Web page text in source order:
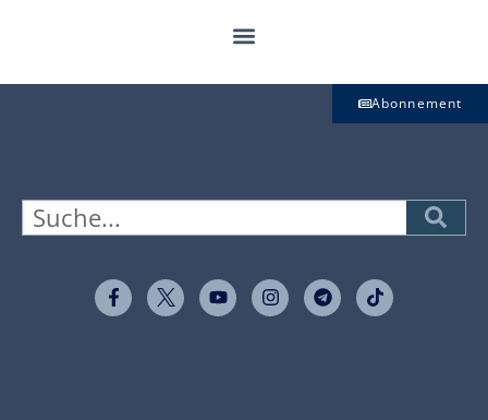
Abonnement